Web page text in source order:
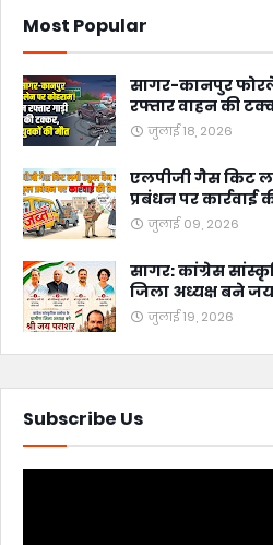
Most Popular
सागर-कानपुर
रफ्तार वाहन की
जुलाई 18, 2026
एलपीजी गैस किट
प्रबंधन पर कार्रवाई
जुलाई 09, 2026
सागर: कांग्रेस
जिला अध्यक्ष बने जय
जुलाई 19, 2026
Subscribe Us